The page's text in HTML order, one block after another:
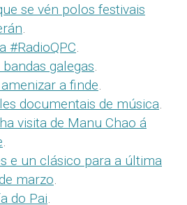
se vén polos festivais
.
#RadioQPC.
galegas.
a finde.
documentais de música.
visita de Manu Chao á
.
e un clásico para a última
marzo.
do Pai.